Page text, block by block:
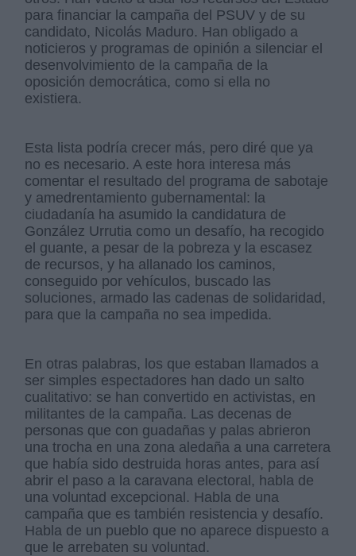
para financiar la campaña del PSUV y de su
candidato, Nicolás Maduro. Han obligado a
noticieros y programas de opinión a silenciar el
desenvolvimiento de la campaña de la
oposición democrática, como si ella no
existiera.
Esta lista podría crecer más, pero diré que ya
no es necesario. A este hora interesa más
comentar el resultado del programa de sabotaje
y amedrentamiento gubernamental: la
ciudadanía ha asumido la candidatura de
González Urrutia como un desafío, ha recogido
el guante, a pesar de la pobreza y la escasez
de recursos, y ha allanado los caminos,
conseguido por vehículos, buscado las
soluciones, armado las cadenas de solidaridad,
para que la campaña no sea impedida.
En otras palabras, los que estaban llamados a
ser simples espectadores han dado un salto
cualitativo: se han convertido en activistas, en
militantes de la campaña. Las decenas de
personas que con guadañas y palas abrieron
una trocha en una zona aledaña a una carretera
que había sido destruida horas antes, para así
abrir el paso a la caravana electoral, habla de
una voluntad excepcional. Habla de una
campaña que es también resistencia y desafío.
Habla de un pueblo que no aparece dispuesto a
que le arrebaten su voluntad.